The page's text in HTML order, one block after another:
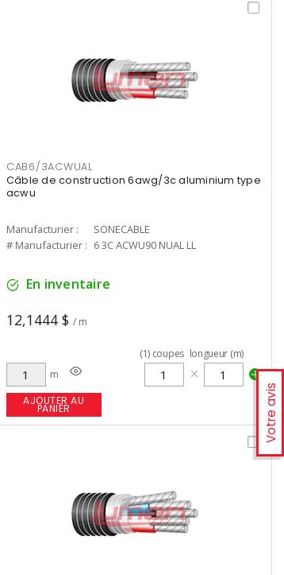
Votre avis
CAB6/3ACWUAL
Câble de construction 6awg/3c aluminium type
acwu
Manufacturier :
SONECABLE
# Manufacturier : 6 3C ACWU90 NUAL LL
En inventaire
12,1444 $ / m
m
(1) coupes longueur (m)
AJOUTER AU
PANIER